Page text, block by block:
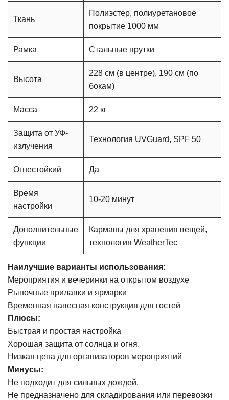
Ткань
Полиэстер, полиуретановое
покрытие 1000 мм
Рамка Стальные прутки
Высота
228 см (в центре), 190 см (по
бокам)
Масса 22 кг
Защита от УФ-
излучения
Технология UVGuard, SPF 50
Огнестойкий Да
Время
настройки
10-20 минут
Дополнительные
функции
Карманы для хранения вещей,
технология WeatherTec
Наилучшие варианты использования:
Мероприятия и вечеринки на открытом воздухе
Рыночные прилавки и ярмарки
Временная навесная конструкция для гостей
Плюсы:
Быстрая и простая настройка
Хорошая защита от солнца и огня.
Низкая цена для организаторов мероприятий
Минусы:
Не подходит для сильных дождей.
Не предназначено для складирования или перевозки